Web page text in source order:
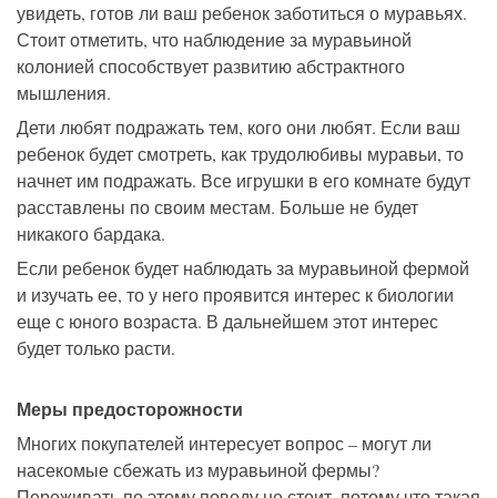
увидеть, готов ли ваш ребенок заботиться о муравьях.
Стоит отметить, что наблюдение за муравьиной
колонией способствует развитию абстрактного
мышления.
Дети любят подражать тем, кого они любят. Если ваш
ребенок будет смотреть, как трудолюбивы муравьи, то
начнет им подражать. Все игрушки в его комнате будут
расставлены по своим местам. Больше не будет
никакого бардака.
Если ребенок будет наблюдать за муравьиной фермой
и изучать ее, то у него проявится интерес к биологии
еще с юного возраста. В дальнейшем этот интерес
будет только расти.
Меры предосторожности
Многих покупателей интересует вопрос – могут ли
насекомые сбежать из муравьиной фермы?